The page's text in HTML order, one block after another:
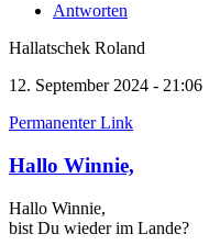
Antworten
Hallatschek Roland
12. September 2024 - 21:06
Permanenter Link
Hallo Winnie,
Hallo Winnie,
bist Du wieder im Lande?